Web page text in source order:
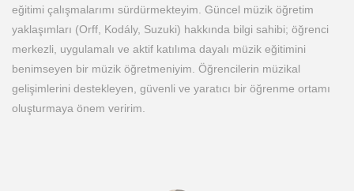
eğitimi çalışmalarımı sürdürmekteyim. Güncel müzik öğretim
yaklaşımları (Orff, Kodály, Suzuki) hakkında bilgi sahibi; öğrenci
merkezli, uygulamalı ve aktif katılıma dayalı müzik eğitimini
benimseyen bir müzik öğretmeniyim. Öğrencilerin müzikal
gelişimlerini destekleyen, güvenli ve yaratıcı bir öğrenme ortamı
oluşturmaya önem veririm.